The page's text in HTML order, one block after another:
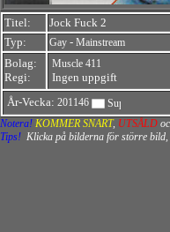
Titel:
Jock Fuck 2
Typ:
Gay - Mainstream
Bolag:
Regi:
Muscle 411
Ingen uppgift
År-Vecka: 201146
Notera! KOMMER SNART, UTSÅLD
Tips! Klicka på bilderna för större